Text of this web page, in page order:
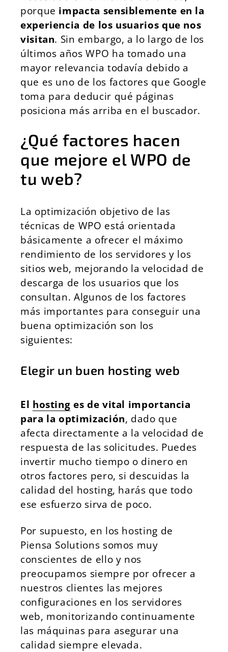
porque impacta sensiblemente en la
experiencia de los usuarios que nos
visitan. Sin embargo, a lo largo de los
últimos años WPO ha tomado una
mayor relevancia todavía debido a
que es uno de los factores que Google
toma para deducir qué páginas
posiciona más arriba en el buscador.
¿Qué factores hacen
que mejore el WPO de
tu web?
La optimización objetivo de las
técnicas de WPO está orientada
básicamente a ofrecer el máximo
rendimiento de los servidores y los
sitios web, mejorando la velocidad de
descarga de los usuarios que los
consultan. Algunos de los factores
más importantes para conseguir una
buena optimización son los
siguientes:
Elegir un buen hosting web
El hosting es de vital importancia
para la optimización, dado que
afecta directamente a la velocidad de
respuesta de las solicitudes. Puedes
invertir mucho tiempo o dinero en
otros factores pero, si descuidas la
calidad del hosting, harás que todo
ese esfuerzo sirva de poco.
Por supuesto, en los hosting de
Piensa Solutions somos muy
conscientes de ello y nos
preocupamos siempre por ofrecer a
nuestros clientes las mejores
configuraciones en los servidores
web, monitorizando continuamente
las máquinas para asegurar una
calidad siempre elevada.